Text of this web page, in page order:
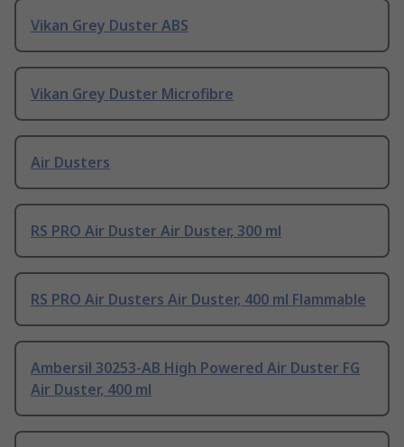
Vikan Grey Duster ABS
Vikan Grey Duster Microfibre
Air Dusters
RS PRO Air Duster Air Duster, 300 ml
RS PRO Air Dusters Air Duster, 400 ml Flammable
Ambersil 30253-AB High Powered Air Duster FG
Air Duster, 400 ml